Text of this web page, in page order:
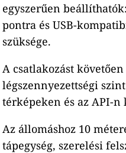
egyszerűen
pontra és USB-
szüksége.
A csatlakozást
légszennyezettségi
térképeken és az API-n
Az állomáshoz 10
tápegység, szerelési